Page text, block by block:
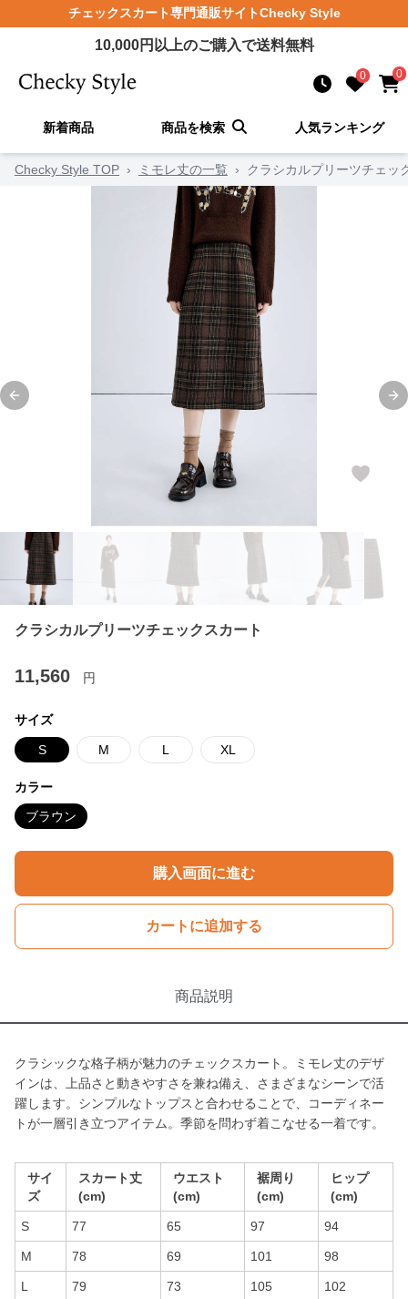
チェックスカート専門通販サイトChecky Style
10,000円以上のご購入で送料無料
0 0
新着商品 商品を検索 人気ランキング
Checky Style TOP › ミモレ丈の一覧 › クラシカルプリーツチェッ
Previous slide
クラシカルプリーツチェックスカート
11,560 円
サイズ
S M L XL
カラー
ブラウン
購入画面に進む
カートに追加する
商品説明
クラシックな格子柄が魅力のチェックスカート。ミモレ丈のデザ
インは、上品さと動きやすさを兼ね備え、さまざまなシーンで活
躍します。シンプルなトップスと合わせることで、コーディネー
トが一層引き立つアイテム。季節を問わず着こなせる一着です。
サイ
ズ
スカート丈
(cm)
ウエスト
(cm)
裾周り
(cm)
ヒップ
(cm)
S 77 65 97 94
M 78 69 101 98
L 79 73 105 102